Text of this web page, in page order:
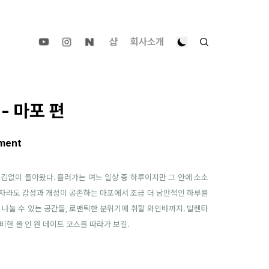
샵 회사소개
마포 편
없이 돌아왔다. 흘러가는 여느 일상 중 하루이지만 그 안에 소소
도 감성과 개성이 공존하는 마포에서 조금 더 낭만적인 하루를
눌 수 있는 공간들, 로맨틱한 분위기에 취할 와인바까지. 발렌타
한 올 인 원 데이트 코스를 따라가 보길.